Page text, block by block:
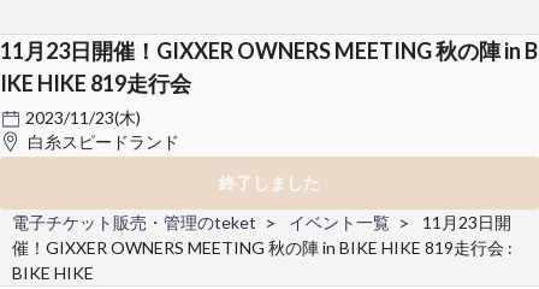
11月23日開催！GIXXER OWNERS MEETING 秋の陣 in B
IKE HIKE 819走行会
2023/11/23(木)
白糸スピードランド
終了しました
電子チケット販売・管理のteket
イベント一覧
11月23日開
催！GIXXER OWNERS MEETING 秋の陣 in BIKE HIKE 819走行会 :
BIKE HIKE